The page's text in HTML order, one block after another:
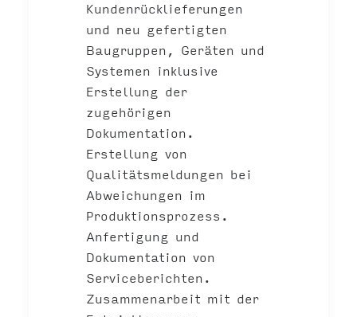
Kundenrücklieferungen
und neu gefertigten
Baugruppen, Geräten und
Systemen inklusive
Erstellung der
zugehörigen
Dokumentation.
Erstellung von
Qualitätsmeldungen bei
Abweichungen im
Produktionsprozess.
Anfertigung und
Dokumentation von
Serviceberichten.
Zusammenarbeit mit der